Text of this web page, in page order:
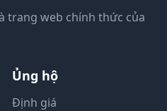
trang web chính thức của
Ủng hộ
Định giá